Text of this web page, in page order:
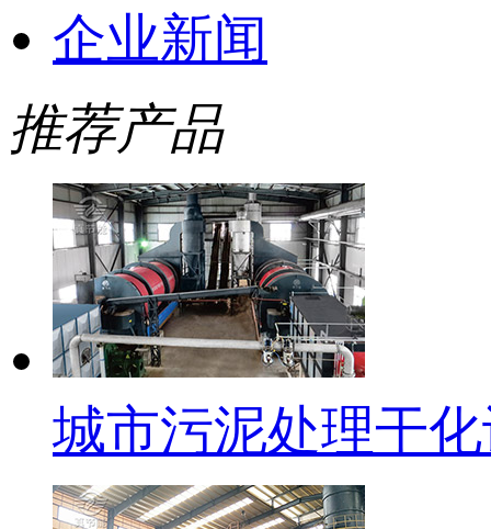
企业新闻
推荐产品
城市污泥处理干